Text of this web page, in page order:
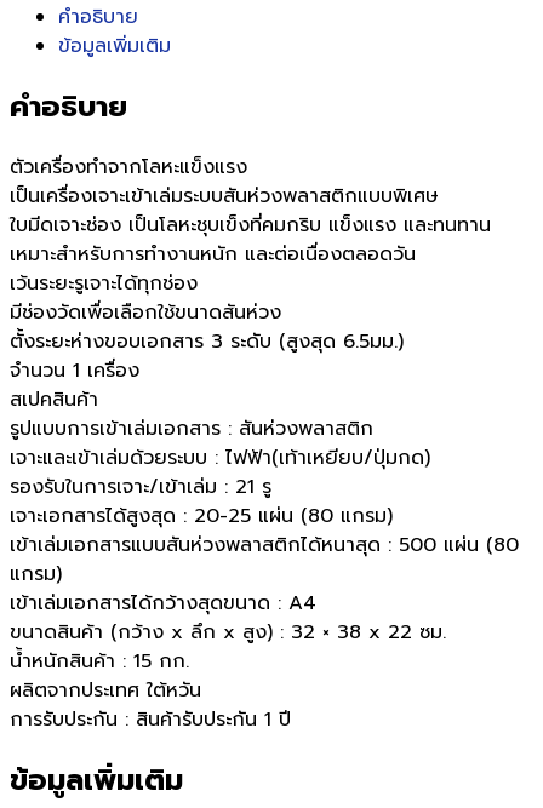
คำอธิบาย
ข้อมูลเพิ่มเติม
คำอธิบาย
ตัวเครื่องทำจากโลหะแข็งแรง
เป็นเครื่องเจาะเข้าเล่มระบบสันห่วงพลาสติกแบบพิเศษ
ใบมีดเจาะช่อง เป็นโลหะชุบเข็งที่คมกริบ แข็งแรง และทนทาน
เหมาะสำหรับการทำงานหนัก และต่อเนื่องตลอดวัน
เว้นระยะรูเจาะได้ทุกช่อง
มีช่องวัดเพื่อเลือกใช้ขนาดสันห่วง
ตั้งระยะห่างขอบเอกสาร 3 ระดับ (สูงสุด 6.5มม.)
จำนวน 1 เครื่อง
สเปคสินค้า
รูปแบบการเข้าเล่มเอกสาร : สันห่วงพลาสติก
เจาะและเข้าเล่มด้วยระบบ : ไฟฟ้า(เท้าเหยียบ/ปุ่มกด)
รองรับในการเจาะ/เข้าเล่ม : 21 รู
เจาะเอกสารได้สูงสุด : 20-25 แผ่น (80 แกรม)
เข้าเล่มเอกสารแบบสันห่วงพลาสติกได้หนาสุด : 500 แผ่น (80
แกรม)
เข้าเล่มเอกสารได้กว้างสุดขนาด : A4
ขนาดสินค้า (กว้าง x ลึก x สูง) : 32 × 38 x 22 ซม.
น้ำหนักสินค้า : 15 กก.
ผลิตจากประเทศ ใต้หวัน
การรับประกัน : สินค้ารับประกัน 1 ปี
ข้อมูลเพิ่มเติม